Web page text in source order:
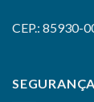
CEP.: 85930-
SEGURANÇA